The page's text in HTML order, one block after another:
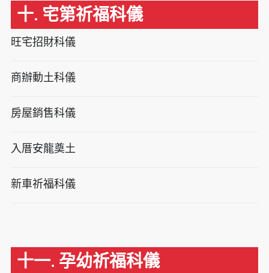
十. 宅第祈福科儀
旺宅招財科儀
商辦動土科儀
房屋銷售科儀
入厝安龍奠土
新車祈福科儀
十一. 孕幼祈福科儀